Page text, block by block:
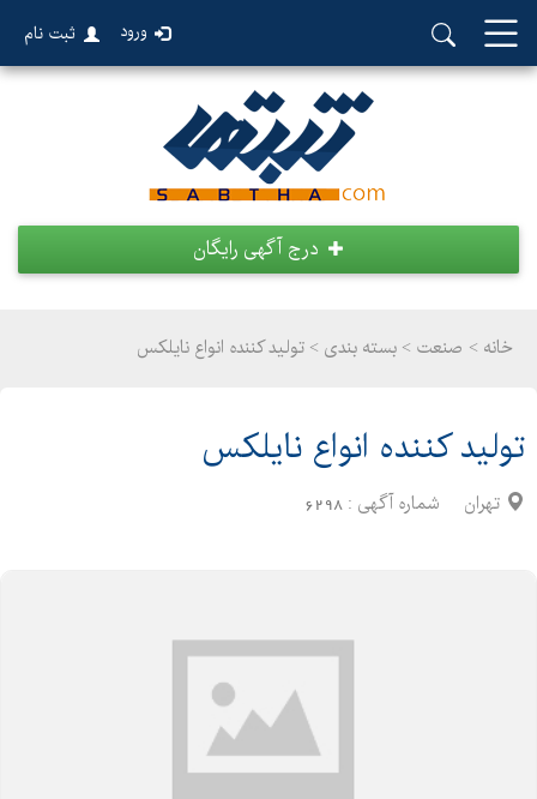
ورود ثبت نام
درج آگهی رایگان
خانه > صنعت > بسته بندی > تولید کننده انواع نایلکس
تولید کننده انواع نایلکس
تهران شماره آگهی : 6298